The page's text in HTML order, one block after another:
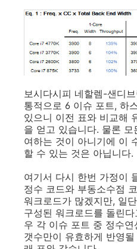
보시다시피 네할렘-샌디
통적으로 6 이슈 포트, 하
있으니 이전 표와 비교해
을 얻고 있습니다. 물론
여하는 것이 아니기에 이
할 수 있는 것은 아닙니다.
여기서 다시 한번 가정이
정수 코드와 부동소수점
워크로드가 많겠지만, 일
구성된 워크로드를 돌린
우 각 이슈 포트 중 정수
갯수만이 유효하게 반영